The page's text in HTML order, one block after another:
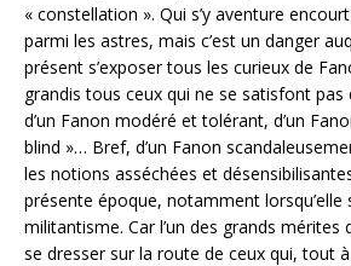
« constellation ». Qui s’y aventure
parmi les astres, mais c’est un danger
présent s’exposer tous les curieux de
grandis tous ceux qui ne se satisfont
d’un Fanon modéré et tolérant, d’un
blind »… Bref, d’un Fanon
les notions asséchées et
présente époque, notamment lorsqu’elle
militantisme. Car l’un des grands mérites
se dresser sur la route de ceux qui, tout